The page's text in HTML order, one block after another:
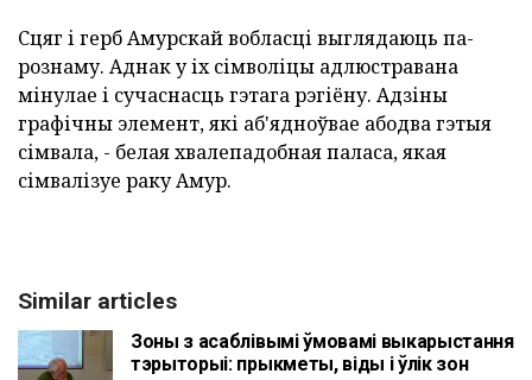
Сцяг і герб Амурскай вобласці выглядаюць па-
рознаму. Аднак у іх сімволіцы адлюстравана
мінулае і сучаснасць гэтага рэгіёну. Адзіны
графічны элемент, які аб'ядноўвае абодва гэтыя
сімвала, - белая хвалепадобная паласа, якая
сімвалізуе раку Амур.
Similar articles
Зоны з асаблівымі ўмовамі выкарыстання
тэрыторыі: прыкметы, віды і ўлік зон